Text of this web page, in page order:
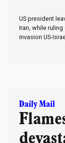
US president
Iran, while
invasion US-
Daily Mail